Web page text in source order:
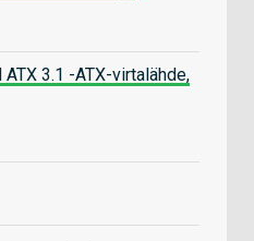
3.1 -ATX-virtalähde,